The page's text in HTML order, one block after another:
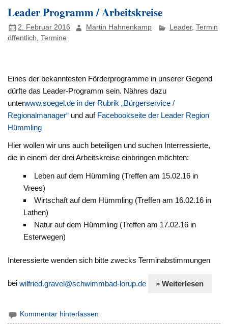
Leader Programm / Arbeitskreise
2. Februar 2016 Martin Hahnenkamp Leader, Termin
öffentlich ,Termine
Eines der bekanntesten Förderprogramme in unserer Gegend
dürfte das Leader-Programm sein. Nähres dazu
unterwww.soegel.de in der Rubrik „Bürgerservice /
Regionalmanager“ und auf Facebookseite der Leader Region
Hümmling
Hier wollen wir uns auch beteiligen und suchen Interressierte,
die in einem der drei Arbeitskreise einbringen möchten:
Leben auf dem Hümmling (Treffen am 15.02.16 in
Vrees)
Wirtschaft auf dem Hümmling (Treffen am 16.02.16 in
Lathen)
Natur auf dem Hümmling (Treffen am 17.02.16 in
Esterwegen)
Interessierte wenden sich bitte zwecks Terminabstimmungen
beiwilfried.gravel@schwimmbad-lorup.de » Weiterlesen
Kommentar hinterlassen